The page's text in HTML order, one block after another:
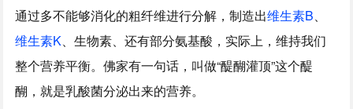
通过多不能够消化的粗纤维进行分解，制造出维生素B、
维生素K、生物素、还有部分氨基酸，实际上，维持我们
整个营养平衡。佛家有一句话，叫做“醍醐灌顶”这个醍
醐，就是乳酸菌分泌出来的营养。